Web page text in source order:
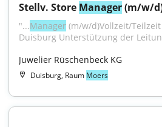
Stellv. Store Manager (m/w/
"...Manager (m/w/d)Vollzeit/
Duisburg Unterstützung der
Juwelier Rüschenbeck KG
Duisburg, Raum Moers